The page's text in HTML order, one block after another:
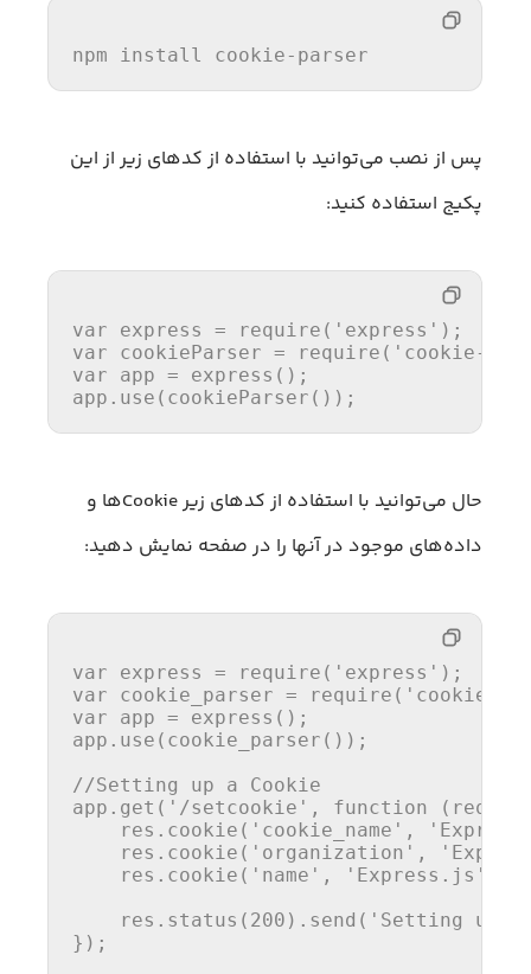
npm install cookie-parser
پس از نصب می‌توانید با استفاده از کدهای زیر از این
پکیج استفاده کنید:
var express = require ( 'express'
var cookieParser = require ( 'cookie-
var app = express ();
app. use ( cookieParser ());
حال می‌توانید با استفاده از کدهای زیر Cookie‌ها و
داده‌های موجود در آنها را در صفحه نمایش دهید:
var express = require ( 'express'
var cookie_parser = require ( 'cookie-
var app = express ();
app. use ( cookie_parser ());
//Setting up a Cookie
app. get ( '/setcookie' , function ( req,
    res.
cookie ( 'cookie_name' ,
    res.
cookie ( 'organization' ,
    res.
cookie ( 'name' , 'Express.js'
    res.
status ( 200 ). send ( 'Setting up
});